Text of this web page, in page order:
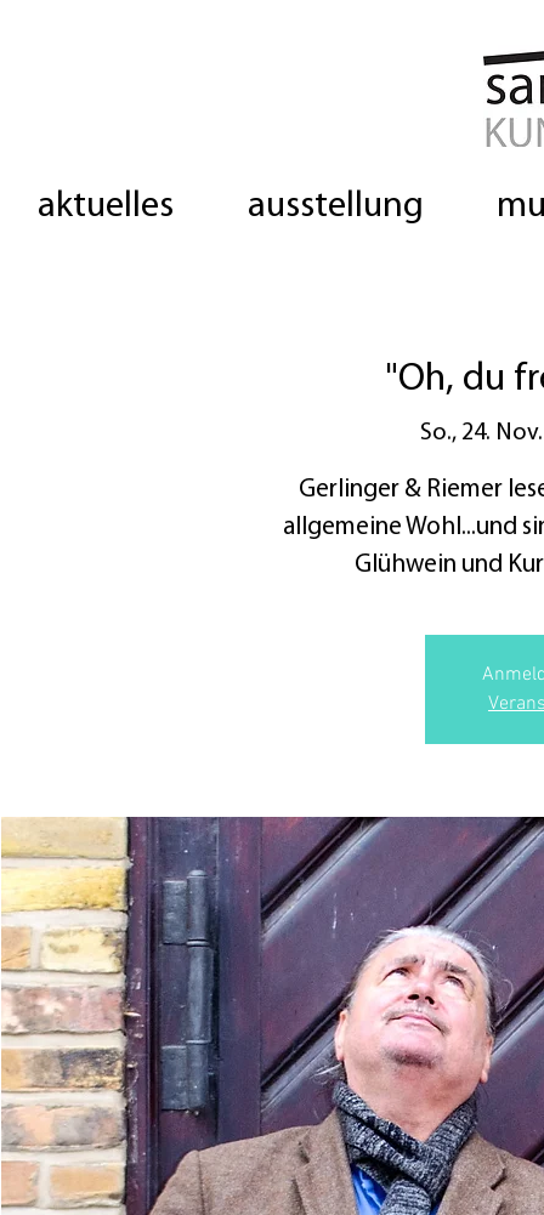
aktuelles ausstellung
"Oh, du
So., 24. Nov.
Gerlinger & Riemer
allgemeine Wohl...und
Glühwein und